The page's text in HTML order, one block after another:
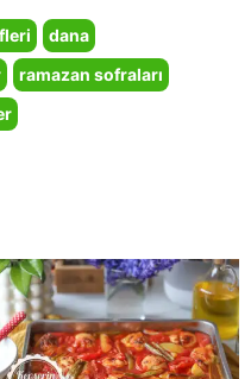
dana
ramazan sofraları